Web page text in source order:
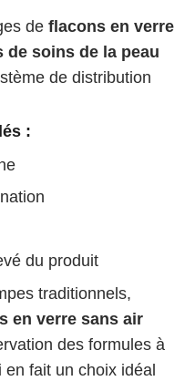
de flacons en verre
de soins de la peau
de distribution
:
du produit
traditionnels,
en verre sans air
des formules à
fait un choix idéal